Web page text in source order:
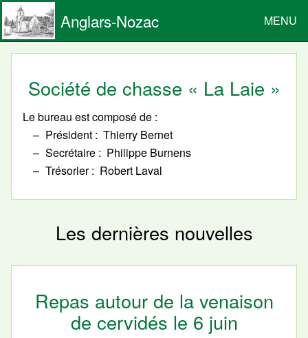
Anglars-Nozac MENU
Société de chasse « La Laie »
Le bureau est composé de :
Président
Thierry Bernet
Secrétaire
Philippe Burnens
Trésorier
Robert Laval
Les dernières nouvelles
Repas autour de la venaison
de cervidés le 6 juin